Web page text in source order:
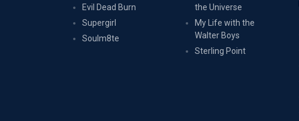
Evil Dead Burn
Supergirl
Soulm8te
the Universe
My Life with the
Walter Boys
Sterling Point